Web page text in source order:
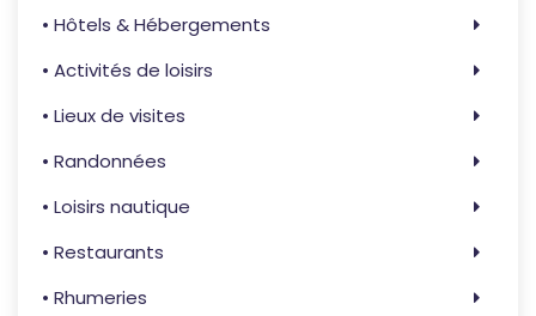
• Hôtels & Hébergements
• Activités de loisirs
• Lieux de visites
• Randonnées
• Loisirs nautique
• Restaurants
• Rhumeries